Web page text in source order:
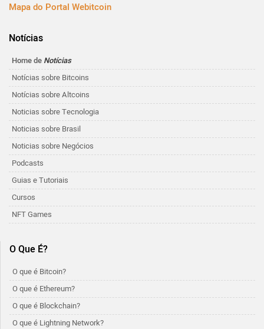
Mapa do Portal Webitcoin
Notícias
Home de Notícias
Notícias sobre Bitcoins
Notícias sobre Altcoins
Noticias sobre Tecnologia
Noticias sobre Brasil
Noticias sobre Negócios
Podcasts
Guias e Tutoriais
Cursos
NFT Games
O Que É?
O que é Bitcoin?
O que é Ethereum?
O que é Blockchain?
O que é Lightning Network?